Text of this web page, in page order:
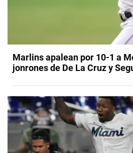
Marlins apalean por 10-1 a
jonrones de De La Cruz y